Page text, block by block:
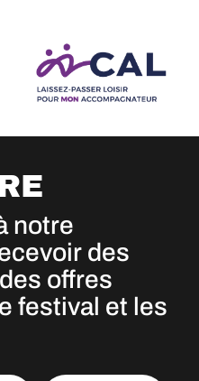
notre
des
offres
festival et les